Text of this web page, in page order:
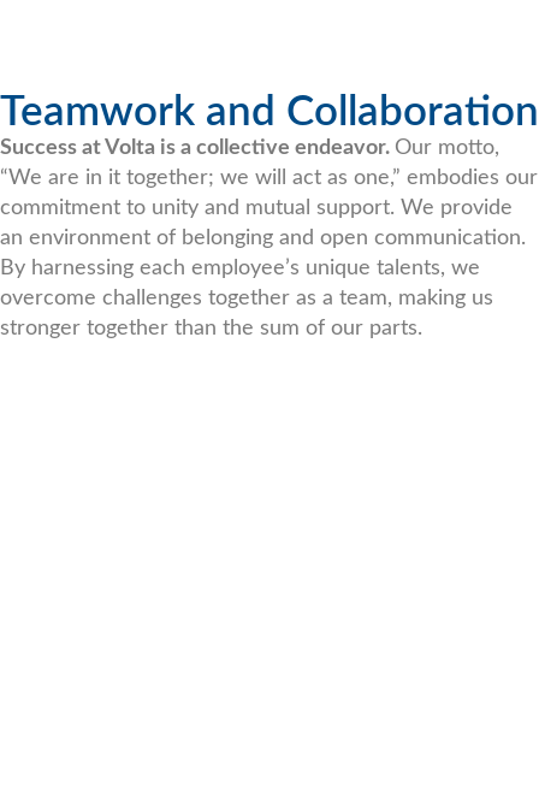
Teamwork and Collaboration
Success at Volta is a collective endeavor. Our motto,
“We are in it together; we will act as one,” embodies our
commitment to unity and mutual support. We provide
an environment of belonging and open communication.
By harnessing each employee’s unique talents, we
overcome challenges together as a team, making us
stronger together than the sum of our parts.